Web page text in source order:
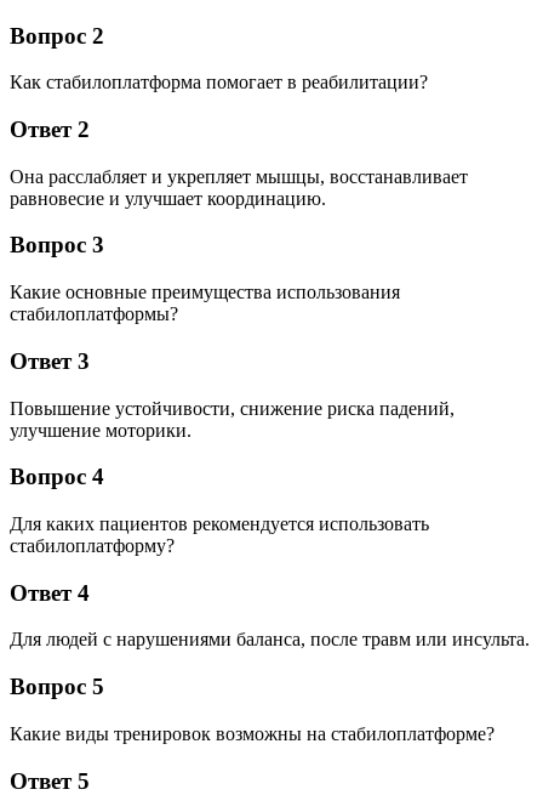
Вопрос 2
Как стабилоплатформа помогает в реабилитации?
Ответ 2
Она расслабляет и укрепляет мышцы, восстанавливает
равновесие и улучшает координацию.
Вопрос 3
Какие основные преимущества использования
стабилоплатформы?
Ответ 3
Повышение устойчивости, снижение риска падений,
улучшение моторики.
Вопрос 4
Для каких пациентов рекомендуется использовать
стабилоплатформу?
Ответ 4
Для людей с нарушениями баланса, после травм или инсульта.
Вопрос 5
Какие виды тренировок возможны на стабилоплатформе?
Ответ 5